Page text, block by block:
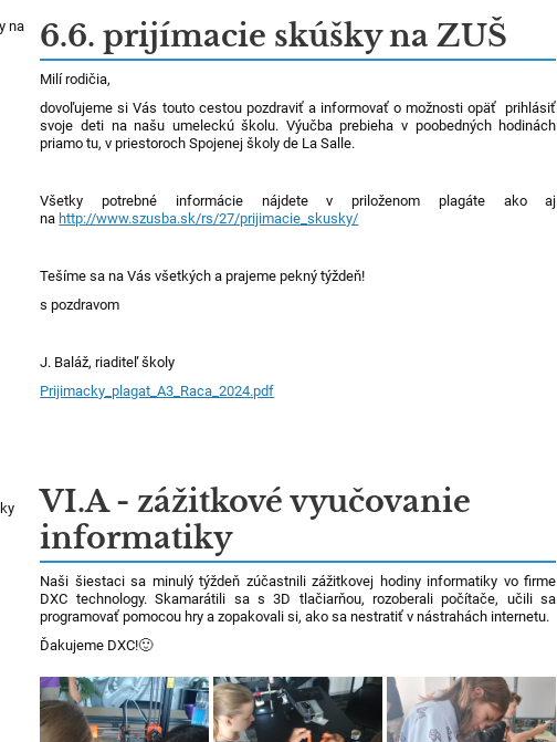
6.6. prijímacie skúšky na ZUŠ
Milí rodičia,
dovoľujeme si Vás touto cestou pozdraviť a informovať o možnosti opäť prihlásiť
svoje deti na našu umeleckú školu. Výučba prebieha v poobedných hodinách
priamo tu, v priestoroch Spojenej školy de La Salle.
Všetky potrebné informácie nájdete v priloženom plagáte ako aj
na http://www.szusba.sk/rs/27/prijimacie_skusky/
Tešíme sa na Vás všetkých a prajeme pekný týždeň!
s pozdravom
J. Baláž, riaditeľ školy
Prijimacky_plagat_A3_Raca_2024.pdf
VI.A - zážitkové vyučovanie
informatiky
Naši šiestaci sa minulý týždeň zúčastnili zážitkovej hodiny informatiky vo firme
DXC technology. Skamarátili sa s 3D tlačiarňou, rozoberali počítače, učili sa
programovať pomocou hry a zopakovali si, ako sa nestratiť v nástrahách internetu.
Ďakujeme DXC!🙂